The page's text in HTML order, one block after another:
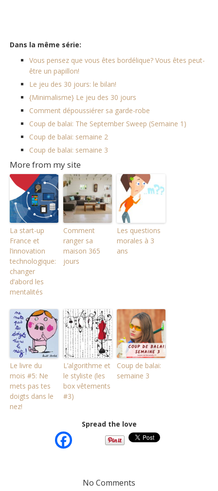
Dans la même série:
Vous pensez que vous êtes bordélique? Vous êtes peut-
être un papillon!
Le jeu des 30 jours: le bilan!
{Minimalisme} Le jeu des 30 jours
Comment dépoussiérer sa garde-robe
Coup de balai: The September Sweep (Semaine 1)
Coup de balai: semaine 2
Coup de balai: semaine 3
More from my site
La start-up
France et
l’innovation
technologique:
changer
d’abord les
mentalités
Comment
ranger sa
maison 365
jours
Les questions
morales à 3
ans
Le livre du
mois #5: Ne
mets pas tes
doigts dans le
nez!
L’algorithme et
le styliste (les
box vêtements
#3)
Coup de balai:
semaine 3
Spread the love
No Comments